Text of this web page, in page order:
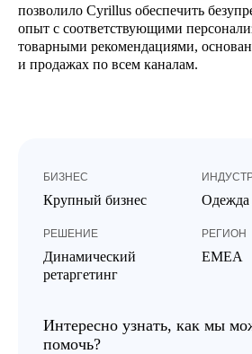
БИЗНЕС
Крупный бизнес Одежда
РЕШЕНИЕ
Динамический
ретаргетинг
РЕГИОН
EMEA
Интересно узнать, как мы
помочь?
позволило Cyrillus обеспечить
опыт с соответствующими
товарными рекомендациями,
и продажах по всем каналам.